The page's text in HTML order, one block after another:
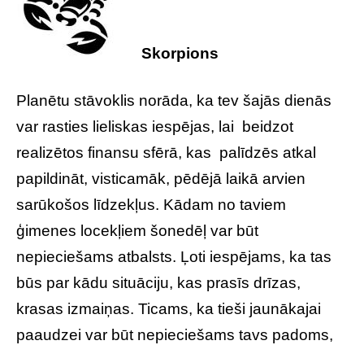
Skorpions
Planētu stāvoklis norāda, ka tev šajās dienās
var rasties lieliskas iespējas, lai beidzot
realizētos finansu sfērā, kas palīdzēs atkal
papildināt, visticamāk, pēdējā laikā arvien
sarūkošos līdzekļus. Kādam no taviem
ģimenes locekļiem šonedēļ var būt
nepieciešams atbalsts. Ļoti iespējams, ka tas
būs par kādu situāciju, kas prasīs drīzas,
krasas izmaiņas. Ticams, ka tieši jaunākajai
paaudzei var būt nepieciešams tavs padoms,